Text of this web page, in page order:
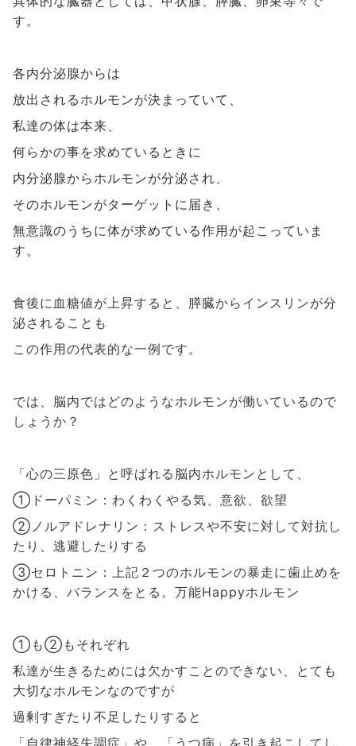
す。
各内分泌腺からは
放出されるホルモンが決まっていて、
私達の体は本来、
何らかの事を求めているときに
内分泌腺からホルモンが分泌され、
そのホルモンがターゲットに届き、
無意識のうちに体が求めている作用が起こっていま
す。
食後に血糖値が上昇すると、膵臓からインスリンが分
泌されることも
この作用の代表的な一例です。
では、脳内ではどのようなホルモンが働いているので
しょうか？
「心の三原色」と呼ばれる脳内ホルモンとして、
①ドーパミン：わくわくやる気、意欲、欲望
②ノルアドレナリン：ストレスや不安に対して対抗し
たり、逃避したりする
③セロトニン：上記２つのホルモンの暴走に歯止めを
かける、バランスをとる。万能Happyホルモン
①も②もそれぞれ
私達が生きるためには欠かすことのできない、とても
大切なホルモンなのですが
過剰すぎたり不足したりすると